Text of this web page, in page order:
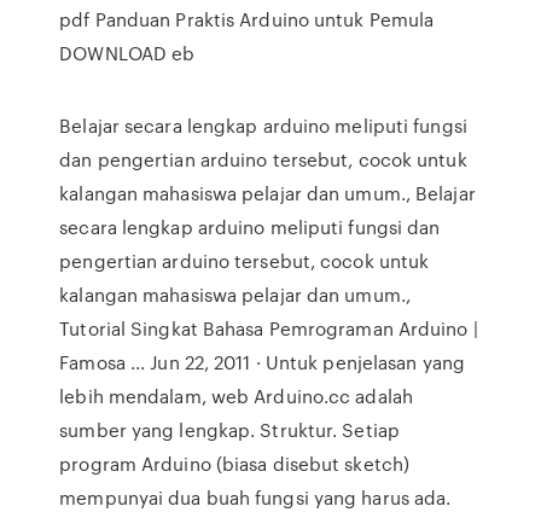
pdf Panduan Praktis Arduino untuk Pemula
DOWNLOAD eb
Belajar secara lengkap arduino meliputi fungsi
dan pengertian arduino tersebut, cocok untuk
kalangan mahasiswa pelajar dan umum., Belajar
secara lengkap arduino meliputi fungsi dan
pengertian arduino tersebut, cocok untuk
kalangan mahasiswa pelajar dan umum.,
Tutorial Singkat Bahasa Pemrograman Arduino |
Famosa ... Jun 22, 2011 · Untuk penjelasan yang
lebih mendalam, web Arduino.cc adalah
sumber yang lengkap. Struktur. Setiap
program Arduino (biasa disebut sketch)
mempunyai dua buah fungsi yang harus ada.